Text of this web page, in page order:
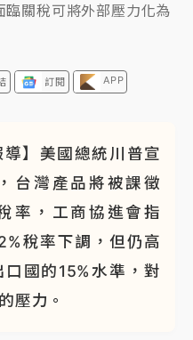
關稅可將外部壓力化為
訂閱 APP
導】美國總統川普宣
台灣產品將被課徵
率，工商協進會指
稅率下調，但仍高
國的15%水準，對
壓力。